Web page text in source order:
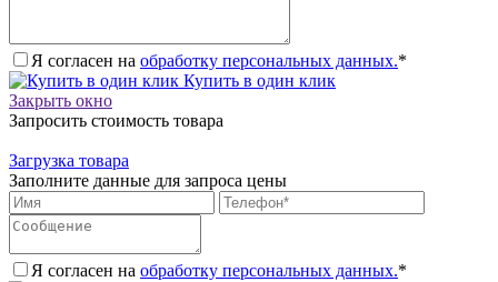
Я согласен на обработку персональных данных.*
Купить в один клик
Закрыть окно
Запросить стоимость товара
Загрузка товара
Заполните данные для запроса цены
Я согласен на обработку персональных данных.*